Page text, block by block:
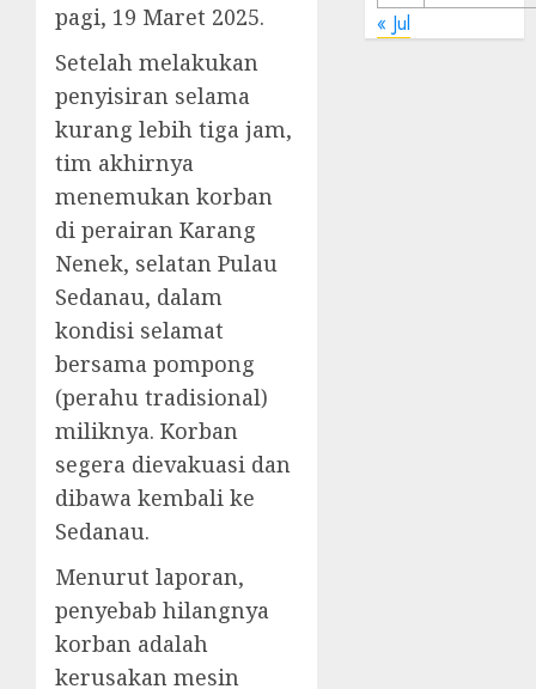
pagi, 19 Maret 2025.
Setelah melakukan
penyisiran selama
kurang lebih tiga jam,
tim akhirnya
menemukan korban
di perairan Karang
Nenek, selatan Pulau
Sedanau, dalam
kondisi selamat
bersama pompong
(perahu tradisional)
miliknya. Korban
segera dievakuasi dan
dibawa kembali ke
Sedanau.
Menurut laporan,
penyebab hilangnya
korban adalah
kerusakan mesin
« Jul